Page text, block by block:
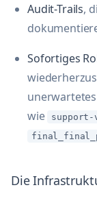
Audit-Trails,
Sofortiges
wie
Die